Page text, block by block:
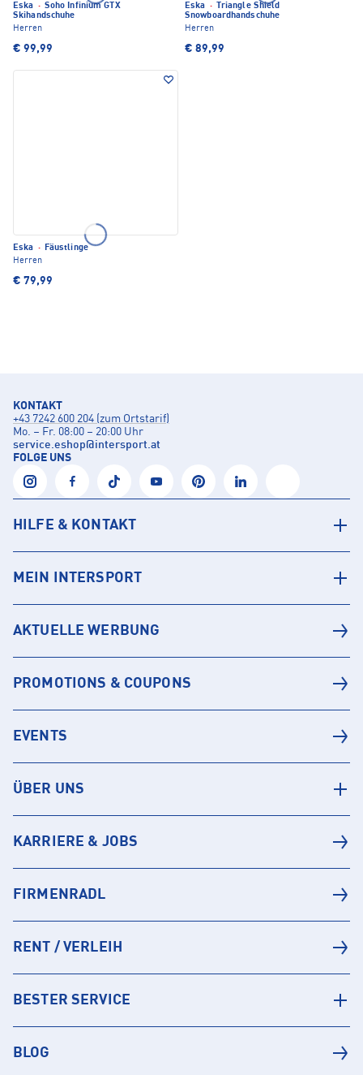
Eska · Soho Infinium GTX
Skihandschuhe
Herren
€ 99,99
Eska ·
Triangle Shield
Snowboardhandschuhe
Herren
€ 89,99
Eska · Fäustlinge
Herren
€ 79,99
KONTAKT
+43 7242 600 204 (zum Ortstarif)
Mo. – Fr. 08:00 – 20:00 Uhr
service.eshop@intersport.at
FOLGE UNS
HILFE & KONTAKT
MEIN INTERSPORT
AKTUELLE WERBUNG
PROMOTIONS & COUPONS
EVENTS
ÜBER UNS
KARRIERE & JOBS
FIRMENRADL
RENT / VERLEIH
BESTER SERVICE
BLOG